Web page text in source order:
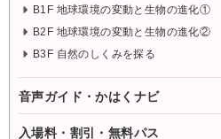
B1F 地球環境の変動と生物の進化①
B2F 地球環境の変動と生物の進化②
B3F 自然のしくみを探る
音声ガイド・かはくナビ
入場料・割引・無料パス